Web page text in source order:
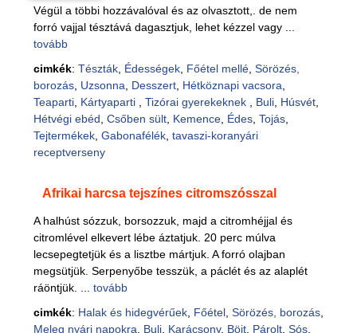
Végül a többi hozzávalóval és az olvasztott,. de nem
forró vajjal tésztává dagasztjuk, lehet kézzel vagy ...
tovább
cimkék: Tészták, Édességek, Főétel mellé, Sörözés,
borozás, Uzsonna Desszert, Hétköznapi vacsora
Teaparti, Kártyaparti Tizórai gyerekeknek Buli, Húsvét,
Hétvégi ebéd Csőben sült, Kemence, Édes, Tojás,
Tejtermékek, Gabonafélék, tavaszi-koranyári
receptverseny
Afrikai harcsa tejszínes citromszósszal
A halhúst sózzuk, borsozzuk, majd a citromhéjjal és
citromlével elkevert lébe áztatjuk. 20 perc múlva
lecsepegtetjük és a lisztbe mártjuk. A forró olajban
megsütjük. Serpenyőbe tesszük, a páclét és az alaplét
ráöntjük. ... tovább
cimkék: Halak és hidegvérűek, Főétel, Sörözés, borozás,
Meleg nyári napokra
Buli, Karácsony, Böjt, Párolt, Sós,